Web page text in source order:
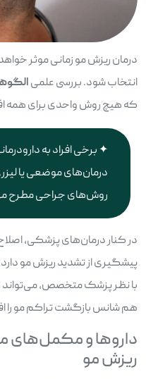
درمان ریزش مو زمانی موثر
انتخاب شود. بررسی علمی
که هیچ روش واحدی برای همه
برخی افراد به
درمان‌های موضعی یا
روش‌های جراحی مطرح
در کنار درمان‌های پزشکی،
پیشگیری از تشدید ریزش مو
با نظر پزشک متخصص،
هم شانس بازگشت تراکم مو را
داروها و مکمل‌های
ریزش مو